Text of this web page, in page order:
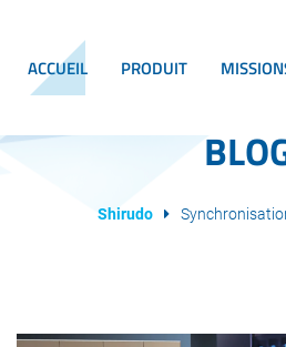
ACCUEIL PRODUIT
Shirudo